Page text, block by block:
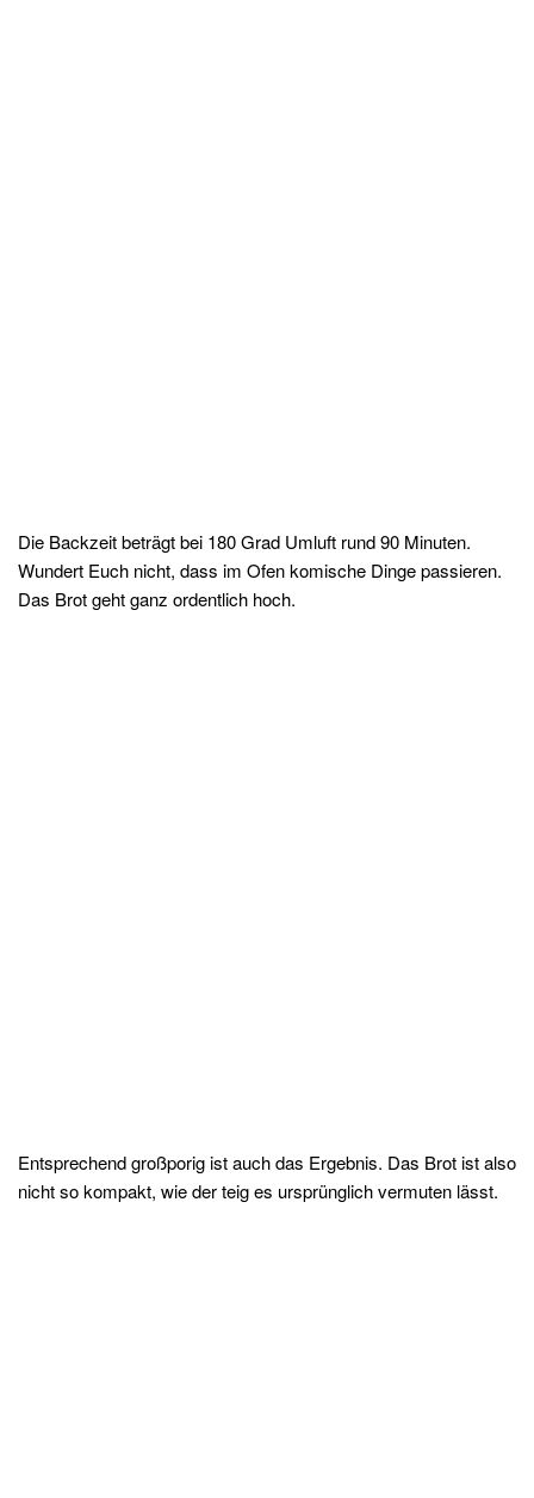
Die Backzeit beträgt bei 180 Grad Umluft rund 90 Minuten.
Wundert Euch nicht, dass im Ofen komische Dinge passieren.
Das Brot geht ganz ordentlich hoch.
Entsprechend großporig ist auch das Ergebnis. Das Brot ist also
nicht so kompakt, wie der teig es ursprünglich vermuten lässt.